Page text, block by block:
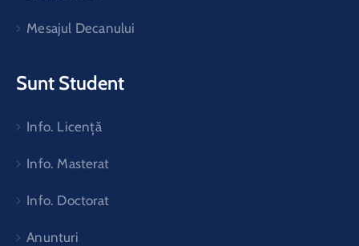
Mesajul Decanului
Sunt Student
Info. Licență
Info. Masterat
Info. Doctorat
Anunturi